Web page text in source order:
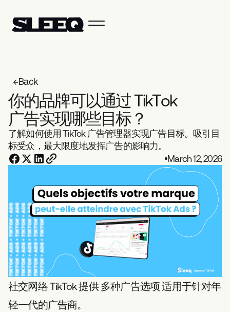
Back
你的品牌可以通过TikTok
广告实现哪些目标？
了解如何使用 TikTok 广告管理器实现广告目标。吸引目
标受众，最大限度地发挥广告的影响力。
March 12, 2026
社交网络 TikTok 提供多种广告选项适用于针对年
轻一代的广告商。